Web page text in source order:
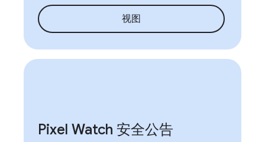
视图
Pixel Watch 安全公告